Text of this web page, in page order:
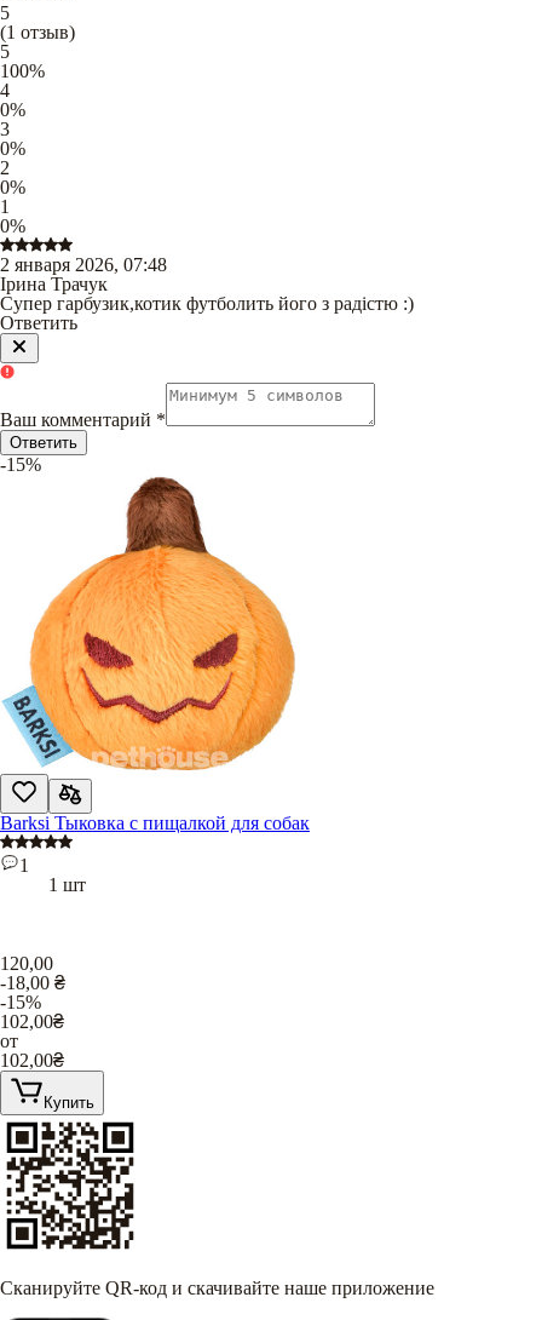
5
(1 отзыв)
5
100%
4
0%
3
0%
2
0%
1
0%
2 января 2026, 07:48
Ірина Трачук
Супер гарбузик,котик футболить його з радістю :)
Ответить
Ваш комментарий *
Ответить
-15%
Barksi Тыковка с пищалкой для собак
1
1 шт
120,00
-18,00 ₴
-15%
102,00₴
от
102,00₴
Купить
Сканируйте QR-код и скачивайте наше приложение